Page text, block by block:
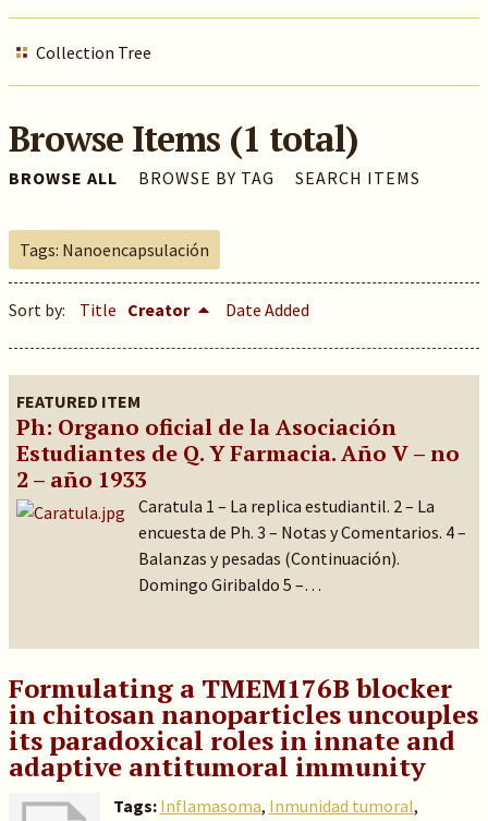
Collection Tree
Browse Items (1 total)
BROWSE ALL BROWSE BY TAG SEARCH ITEMS
Tags: Nanoencapsulación
Sort by: Title Creator Date Added
FEATURED ITEM
Ph: Organo oficial de la Asociación
Estudiantes de Q. Y Farmacia. Año V – no
2 – año 1933
Caratula 1 – La replica estudiantil. 2 – La
encuesta de Ph. 3 – Notas y Comentarios. 4 –
Balanzas y pesadas (Continuación).
Domingo Giribaldo 5 –…
Formulating a TMEM176B blocker
in chitosan nanoparticles uncouples
its paradoxical roles in innate and
adaptive antitumoral immunity
Tags: Inflamasoma, Inmunidad tumoral,